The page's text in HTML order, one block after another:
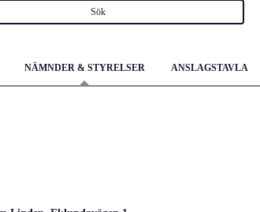
NÄMNDER & STYRELSER ANSLAGSTAVLA